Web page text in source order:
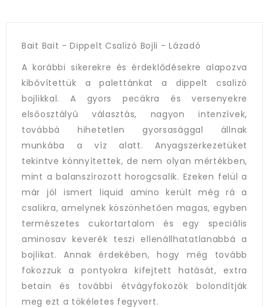
Bait Bait - Dippelt Csalizó Bojli - Lázadó
A korábbi sikerekre és érdeklődésekre alapozva
kibővítettük a palettánkat a dippelt csalizó
bojlikkal. A gyors pecákra és versenyekre
elsőosztályú választás, nagyon intenzívek,
továbbá hihetetlen gyorsasággal állnak
munkába a víz alatt. Anyagszerkezetüket
tekintve könnyítettek, de nem olyan mértékben,
mint a balanszírozott horogcsalik. Ezeken felül a
már jól ismert liquid amino került még rá a
csalikra, amelynek köszönhetően magas, egyben
természetes cukortartalom és egy speciális
aminosav keverék teszi ellenállhatatlanabbá a
bojlikat. Annak érdekében, hogy még tovább
fokozzuk a pontyokra kifejtett hatását, extra
betain és további étvágyfokozók bolondítják
meg ezt a tökéletes fegyvert.